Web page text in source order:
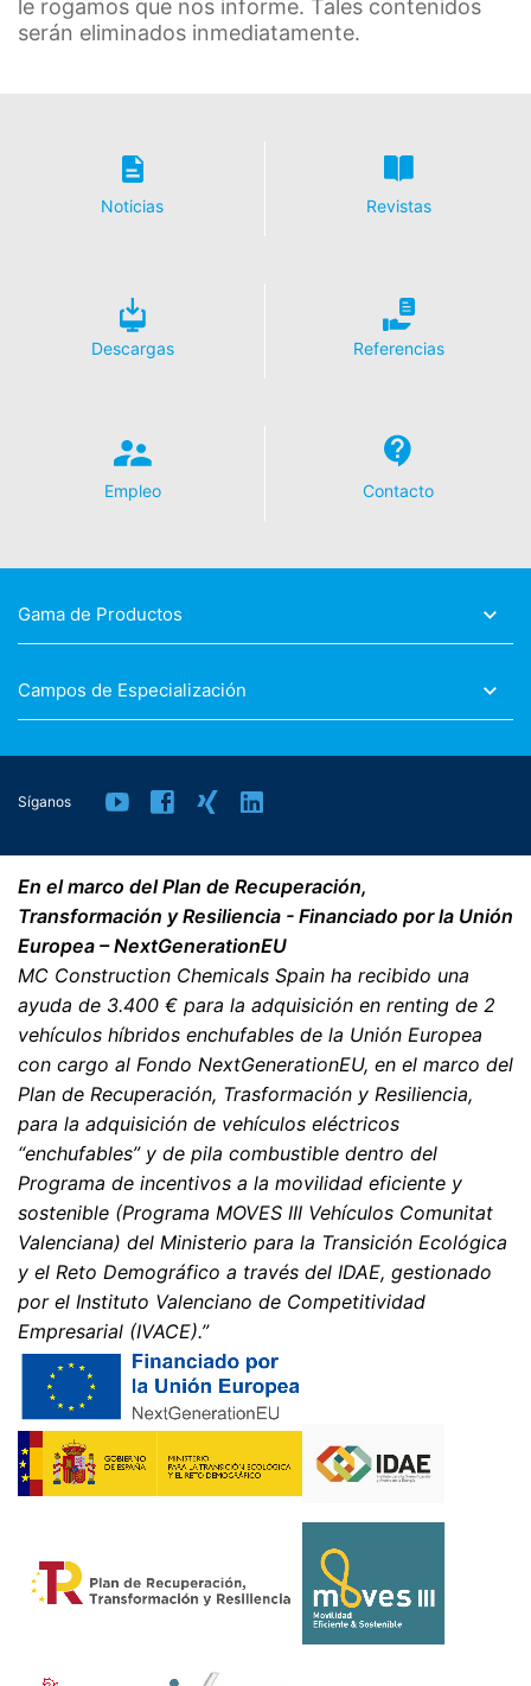
le rogamos que nos informe. Tales contenidos
serán eliminados inmediatamente.
Noticias Revistas
Descargas Referencias
Empleo Contacto
Gama de Productos
Campos de Especialización
Síganos
En el marco del Plan de Recuperación,
Transformación y Resiliencia - Financiado por la Unión
Europea – NextGenerationEU
MC Construction Chemicals Spain ha recibido una
ayuda de 3.400 € para la adquisición en renting de 2
vehículos híbridos enchufables de la Unión Europea
con cargo al Fondo NextGenerationEU, en el marco del
Plan de Recuperación, Trasformación y Resiliencia,
para la adquisición de vehículos eléctricos
“enchufables” y de pila combustible dentro del
Programa de incentivos a la movilidad eficiente y
sostenible (Programa MOVES III Vehículos Comunitat
Valenciana) del Ministerio para la Transición Ecológica
y el Reto Demográfico a través del IDAE, gestionado
por el Instituto Valenciano de Competitividad
Empresarial (IVACE).”